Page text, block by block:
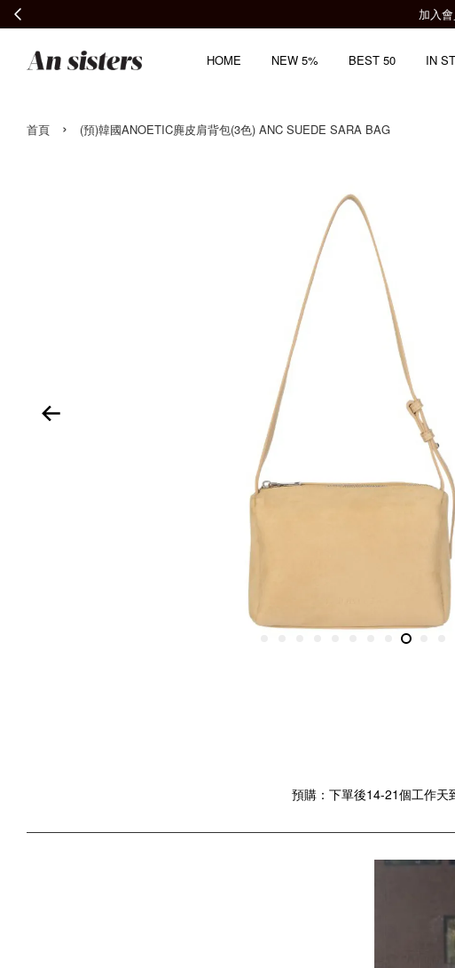
HOME NEW 5% BEST 50 IN
首頁 › (預)韓國ANOETIC麂皮肩背包(3色) ANC SUEDE SARA BAG
預購：下單後14-21個工作天